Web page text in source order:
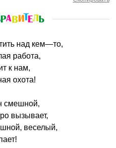
над кем—то,
работа,
к нам,
охота!
смешной,
вызывает,
веселый,